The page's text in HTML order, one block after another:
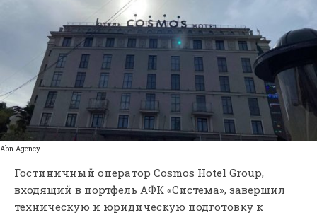
Аbn.Аgency
Гостиничный оператор Cosmos Hotel Group,
входящий в портфель АФК «Система», завершил
техническую и юридическую подготовку к